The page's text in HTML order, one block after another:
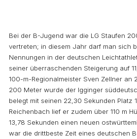
Bei der B-Jugend war die LG Staufen
vertreten; in diesem Jahr darf man sich
Nennungen in der deutschen
seiner überraschenden Steigerung auf
100-m-Regionalmeister Sven Zellner an
200 Meter wurde der Igginger
belegt mit seinen 22,30 Sekunden Platz
Reichenbach lief er zudem über 110 m
13,78 Sekunden einen neuen
war die drittbeste Zeit eines deutschen